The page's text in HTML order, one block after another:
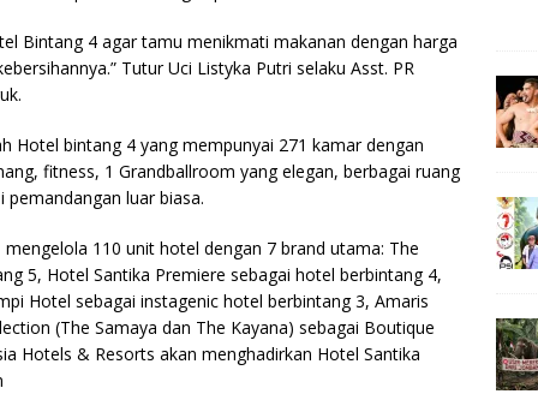
Bintang 4 agar tamu menikmati makanan dengan harga
Tutur Uci Listyka Putri selaku Asst. PR
Hotel bintang 4 yang mempunyai 271 kamar dengan
fitness, 1 Grandballroom yang elegan, berbagai ruang
luar biasa.
110 unit hotel dengan 7 brand utama: The
5, Hotel Santika Premiere sebagai hotel berbintang 4,
Hotel sebagai instagenic hotel berbintang 3, Amaris
(The Samaya dan The Kayana) sebagai Boutique
Hotels & Resorts akan menghadirkan Hotel Santika